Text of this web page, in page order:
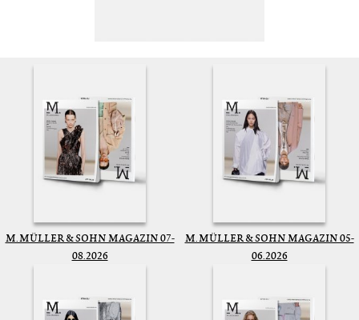
M. MÜLLER & SOHN MAGAZIN 07-
08.2026
M. MÜLLER & SOHN MAGAZIN 05-
06.2026